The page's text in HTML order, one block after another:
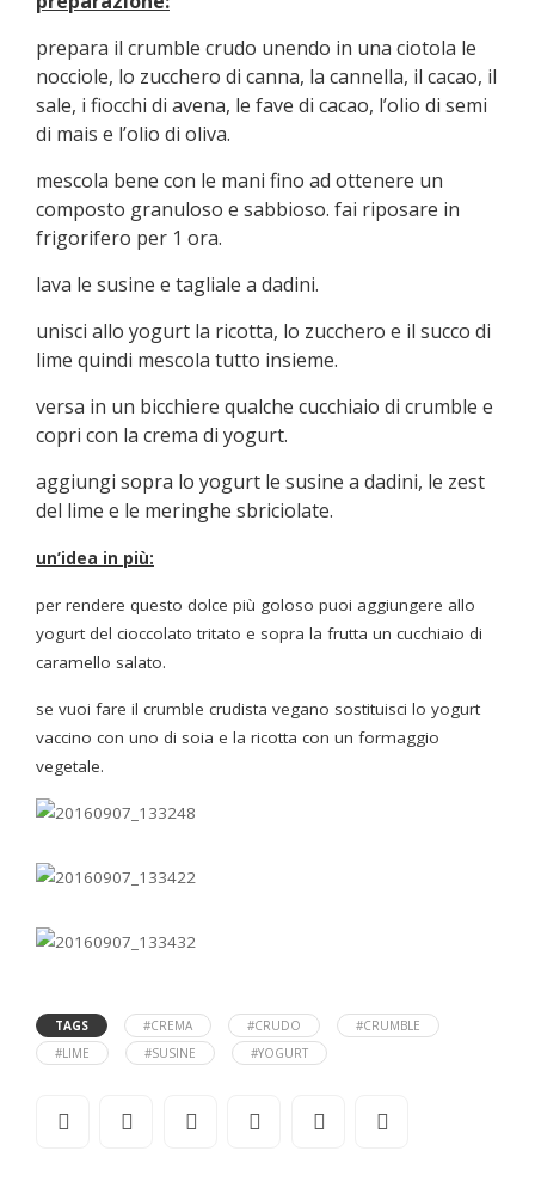
prepara il crumble crudo unendo in una ciotola le
nocciole, lo zucchero di canna, la cannella, il cacao, il
sale, i fiocchi di avena, le fave di cacao, l’olio di semi
di mais e l’olio di oliva.
mescola bene con le mani fino ad ottenere un
composto granuloso e sabbioso. fai riposare in
frigorifero per 1 ora.
lava le susine e tagliale a dadini.
unisci allo yogurt la ricotta, lo zucchero e il succo di
lime quindi mescola tutto insieme.
versa in un bicchiere qualche cucchiaio di crumble e
copri con la crema di yogurt.
aggiungi sopra lo yogurt le susine a dadini, le zest
del lime e le meringhe sbriciolate.
un’idea in più:
per rendere questo dolce più goloso puoi aggiungere allo
yogurt del cioccolato tritato e sopra la frutta un cucchiaio di
caramello salato.
se vuoi fare il crumble crudista vegano sostituisci lo yogurt
vaccino con uno di soia e la ricotta con un formaggio
vegetale.
TAGS #CREMA #CRUDO
#CRUMBLE
#LIME
#SUSINE #YOGURT